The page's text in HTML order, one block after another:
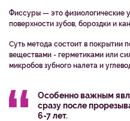
Фиссуры — это физиологические
поверхности зубов, бороздки и
Суть метода состоит в покрытии
веществами - герметиками или
микробов зубного налета и
Особенно важным
сразу после
6-7 лет.